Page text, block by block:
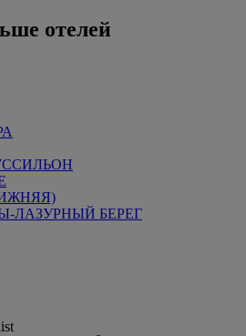
отелей
ЛАЗУРНЫЙ БЕРЕГ